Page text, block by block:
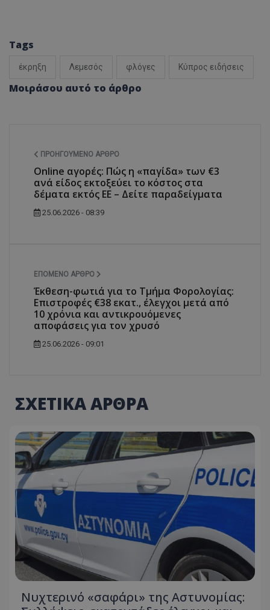
Tags
έκρηξη Λεμεσός φλόγες Κύπρος ειδήσεις
Μοιράσου αυτό το άρθρο
ΠΡΟΗΓΟΎΜΕΝΟ ΆΡΘΡΟ
Online αγορές: Πώς η «παγίδα» των €3
ανά είδος εκτοξεύει το κόστος στα
δέματα εκτός ΕΕ – Δείτε παραδείγματα
25.06.2026 - 08:39
ΕΠΌΜΕΝΟ ΆΡΘΡΟ
Έκθεση-φωτιά για το Τμήμα Φορολογίας:
Επιστροφές €38 εκατ., έλεγχοι μετά από
10 χρόνια και αντικρουόμενες
αποφάσεις για τον χρυσό
25.06.2026 - 09:01
ΣΧΕΤΙΚΑ ΑΡΘΡΑ
Νυχτερινό «σαφάρι» της Αστυνομίας: